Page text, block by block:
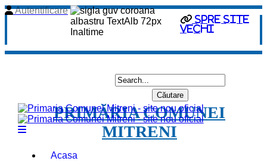
spre site
vechi
Autentificare
PRIMĂRIA COMUNEI
MITRENI
Acasa